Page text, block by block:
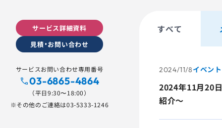
サービス詳細資料
見積・お問い合わせ
サービスお問い合わせ専用番号
03-6865-4864
（平日9:30〜18:00）
※その他のご連絡は03-5333-1246
すべて
2024/11/8イベント
2024年11月20
紹介～